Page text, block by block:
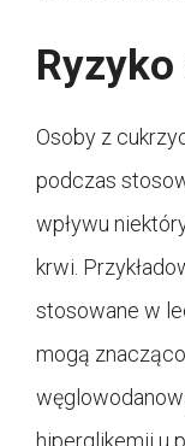
Osoby z
podczas
wpływu
krwi.
stosowane w
mogą
hiperglikemii u